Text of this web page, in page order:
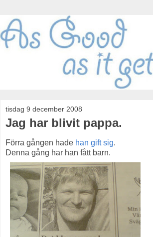
tisdag 9 december 2008
Jag har blivit pappa.
Förra gången hade han gift sig.
Denna gång har han fått barn.